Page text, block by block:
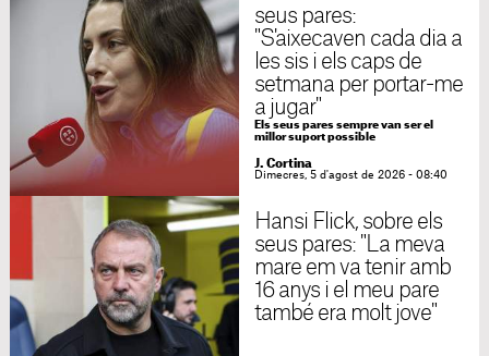
seus pares:
"S'aixecaven cada dia a
les sis i els caps de
setmana per portar-me
a jugar"
Els seus pares sempre van ser el
millor suport possible
J. Cortina
Dimecres, 5 d'agost de 2026 - 08:40
Hansi Flick, sobre els
seus pares: "La meva
mare em va tenir amb
16 anys i el meu pare
també era molt jove"